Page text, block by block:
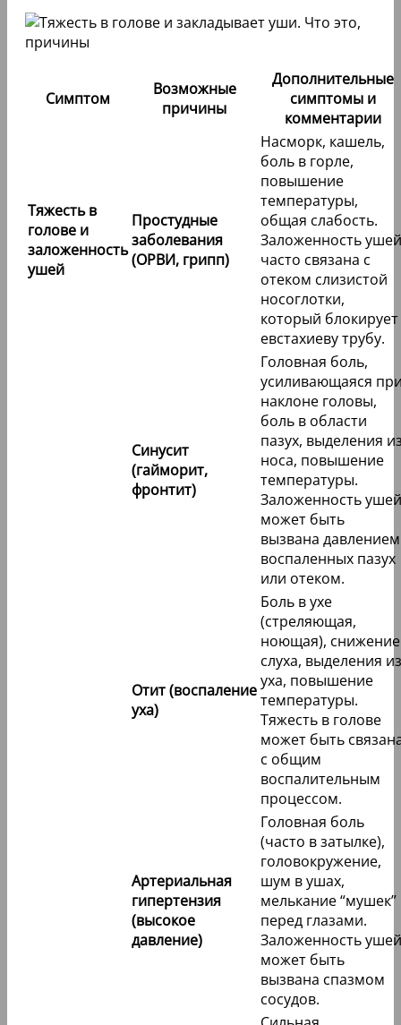
Симптом
Возможные
причины
Дополнительные
симптомы и
комментарии
Тяжесть в
голове и
заложенность
ушей
Простудные
заболевания
(ОРВИ, грипп)
Насморк, кашель,
боль в горле,
повышение
температуры,
общая слабость.
Заложенность ушей
часто связана с
отеком слизистой
носоглотки,
который блокирует
евстахиеву трубу.
Синусит
(гайморит,
фронтит)
Головная боль,
усиливающаяся
наклоне головы,
боль в области
пазух, выделения
носа, повышение
температуры.
Заложенность ушей
может быть
вызвана давлением
воспаленных пазух
или отеком.
Отит (воспаление
уха)
Боль в ухе
(стреляющая,
ноющая), снижение
слуха, выделения из
уха, повышение
температуры.
Тяжесть в голове
может быть
с общим
воспалительным
процессом.
Артериальная
гипертензия
(высокое
давление)
Головная боль
(часто в затылке),
головокружение,
шум в ушах,
мелькание “мушек”
перед глазами.
Заложенность ушей
может быть
вызвана спазмом
сосудов.